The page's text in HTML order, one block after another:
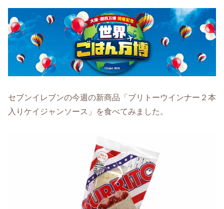
セブンイレブンの今週の新商品「ブリトーウインナー２本
入りケイジャンソース」を食べてみました。